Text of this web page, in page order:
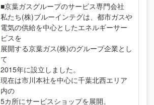
■京葉ガスグループのサービス専門会社
私たち(株)ブルーインテグは、都市ガスや
電気の供給を中心としたエネルギーサー
ビスを
展開する京葉ガス(株)のグループ企業とし
て
2015年に設立しました。
現在は市川本社を中心に千葉北西エリア
内の
5カ所にサービスショップを展開。